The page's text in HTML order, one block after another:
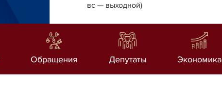
вс — выходной)
Обращения Депутаты Экономика